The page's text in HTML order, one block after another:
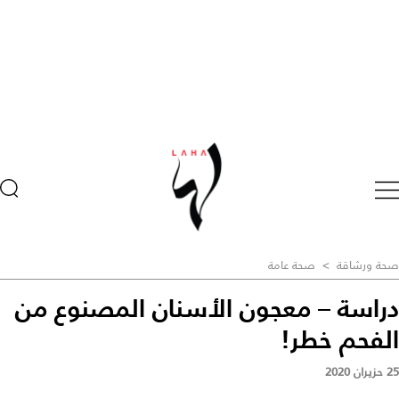
صحة ورشاقة > صحة عامة
دراسة – معجون الأسنان المصنوع من
الفحم خطر!
25 حزيران 2020